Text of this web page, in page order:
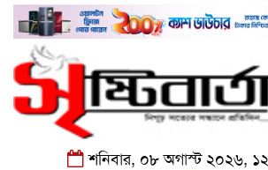
শনিবার, ০৮ অগাস্ট ২০২৬,